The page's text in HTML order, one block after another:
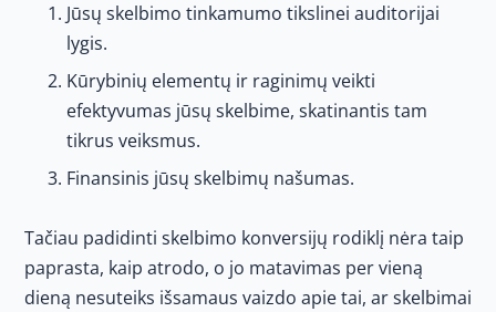
Jūsų skelbimo tinkamumo tikslinei auditorijai
lygis.
Kūrybinių elementų ir raginimų veikti
efektyvumas jūsų skelbime, skatinantis tam
tikrus veiksmus.
Finansinis jūsų skelbimų našumas.
Tačiau padidinti skelbimo konversijų rodiklį nėra taip
paprasta, kaip atrodo, o jo matavimas per vieną
dieną nesuteiks išsamaus vaizdo apie tai, ar skelbimai